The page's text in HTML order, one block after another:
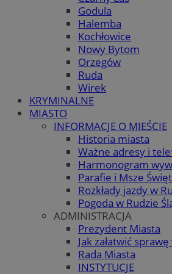
Godula
Halemba
Kochłowice
Nowy Bytom
Orzegów
Ruda
Wirek
KRYMINALNE
MIASTO
INFORMACJE O MIEŚCIE
Historia miasta
Ważne adresy i
Harmonogram
Parafie i Msze
Rozkłady jazdy w
Pogoda w Rudzie
ADMINISTRACJA
Prezydent Miasta
Jak załatwić
Rada Miasta
INSTYTUCJE